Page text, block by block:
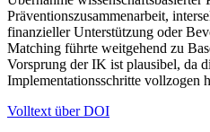
Präventionszusammenarbeit,
finanzieller Unterstützung oder
Matching führte weitgehend zu
Vorsprung der IK ist plausibel, da
Implementationsschritte vollzogen
Volltext über DOI